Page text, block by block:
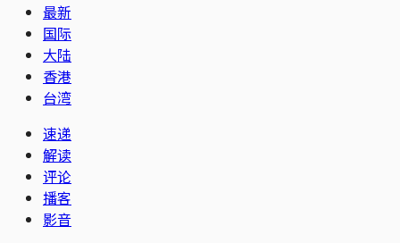
最新
国际
大陆
香港
台湾
速递
解读
评论
播客
影音